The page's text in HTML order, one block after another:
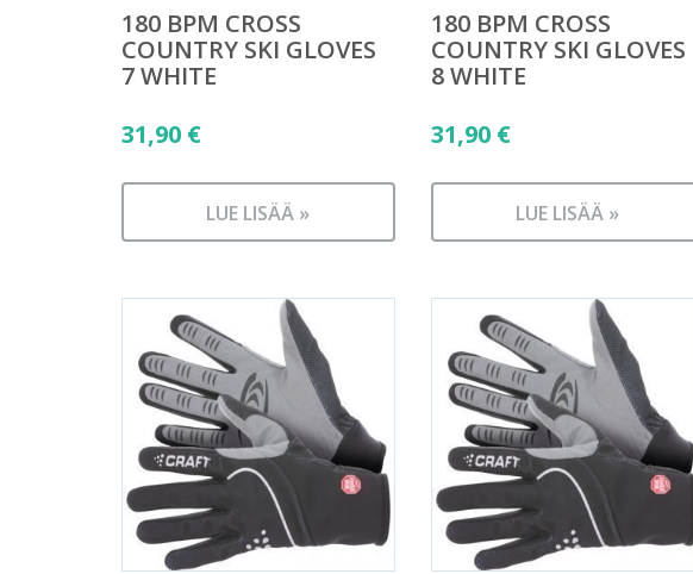
180 BPM CROSS
COUNTRY SKI GLOVES
7 WHITE
31,90 €
LUE LISÄÄ »
180 BPM CROSS
COUNTRY SKI GLOVES
8 WHITE
31,90 €
LUE LISÄÄ »